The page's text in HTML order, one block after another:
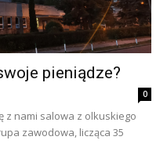
pieniądze?
0
z nami salowa z olkuskiego
zawodowa, licząca 35